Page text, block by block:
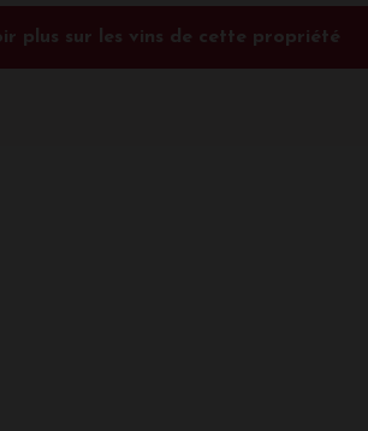
plus sur les vins de cette propriété